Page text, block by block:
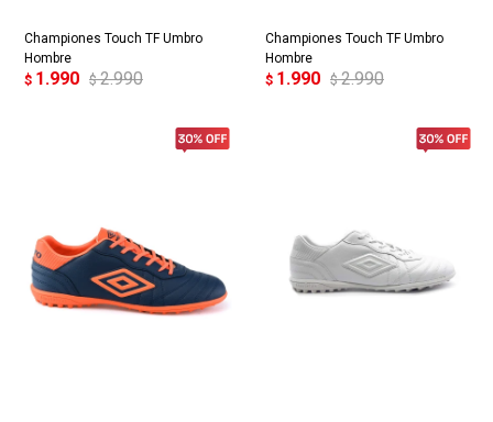
Championes Touch TF Umbro
Hombre
$ 1.990 $ 2.990
Championes Touch TF Umbro
Hombre
$ 1.990 $ 2.990
Continuar